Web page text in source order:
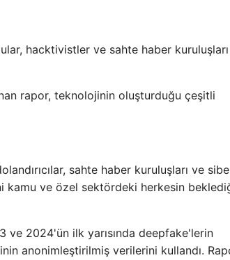
hacktivistler ve sahte haber kuruluşları
rapor, teknolojinin oluşturduğu çeşitli
sahte haber kuruluşları ve
kamu ve özel sektördeki herkesin
ve 2024'ün ilk yarısında deepfake'lerin
anonimleştirilmiş verilerini kullandı.